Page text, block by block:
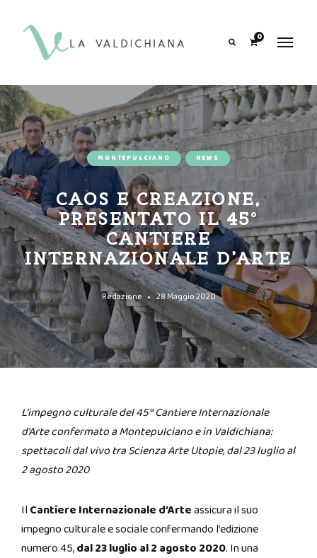
0
MONTEPULCIANO NEWS
CAOS E CREAZIONE,
PRESENTATO IL 45°
CANTIERE
INTERNAZIONALE D’ARTE
Redazione 28 Maggio 2020
L’impegno culturale del 45° Cantiere Internazionale
d’Arte confermato a Montepulciano e in Valdichiana:
spettacoli dal vivo tra Scienza Arte Utopie, dal 23 luglio al
2 agosto 2020
Il Cantiere Internazionale d’Arteassicura il suo
impegno culturale e sociale confermando l’edizione
numero 45,dal 23 luglio al 2 agosto 2020. In una